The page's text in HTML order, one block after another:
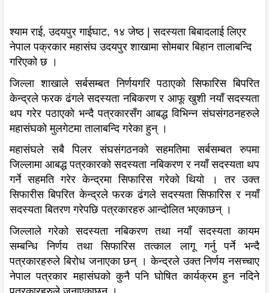
श्याम राई, उदयपुर गाईघाट, १४ जेष्ठ | सदस्यता बिबादलाई लिएर
नेपाल पक्रकार महासंघ उदयपुर शाखामा सोमबार बिहान तालाबन्दि
गरिएको छ ।
जिल्ला शाखाले सर्बसम्बत निर्णयगरि पठाएको सिफारिस बिपरित
केन्द्रले फरक ढंगले सदस्यता नबिकरण र आफू खुशी नयाँ सदस्यता
थप गरेर पठाएको भन्दै पत्रकारसँग आबद्ध विभिन्न संघसंगठनहरुले
महासंघको मुलगेटमा तालाबन्दि गरेका हुन् ।
महासंघले सबै पिलर संघसंगठनको सहमतिमा सर्बसम्बत रुपमा
जिल्लामा आबद्ध पत्रकारको सदस्यता नबिकरण र नयाँ सदस्यता थप
गर्ने सहमति गरेर केन्द्रमा सिफारिस गरेको थियो । तर उक्त
सिफारीस बिपरित केन्द्रले फरक ढंगले सदस्यता सिफारिस र नयाँ
सदस्यता बितरण गरेपछि पत्रकारहरु आन्दोलित भएकाछन् ।
जिल्लाले गरेको सदस्यता नबिकरण तथा नयाँ सदस्यता कायम
सम्बन्धि निर्णय तथा सिफारिस तत्काल लागू गर्नु पर्ने भन्दै
पत्रकारहरुले बिरोध जनाएका छन् । केन्द्रले उक्त निर्णय नसच्चाए
नेपाल पत्रकार महासंघको कुनै पनि घोषित कार्यक्रम हुन नदिने